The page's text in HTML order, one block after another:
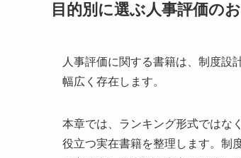
目的別に選ぶ人事評価の
人事評価に関する書籍は、制度設
幅広く存在します。
本章では、ランキング形式ではな
役立つ実在書籍を整理します。制